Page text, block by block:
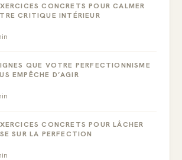
CONCRETS POUR CALMER
CRITIQUE INTÉRIEUR
QUE VOTRE PERFECTIONNISME
EMPÊCHE D’AGIR
CONCRETS POUR LÂCHER
SUR LA PERFECTION